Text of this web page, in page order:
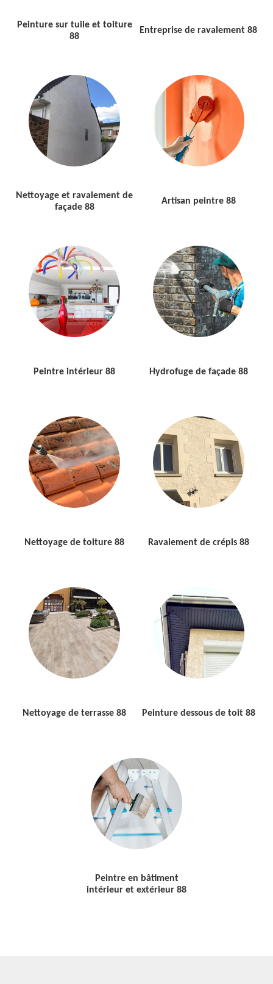
Peinture sur tuile et toiture
88
Entreprise de ravalement 88
Nettoyage et ravalement de
façade 88
Artisan peintre 88
Peintre intérieur 88 Hydrofuge de façade 88
Nettoyage de toiture 88 Ravalement de crépis 88
Nettoyage de terrasse 88 Peinture dessous de toit 88
Peintre en bâtiment
intérieur et extérieur 88